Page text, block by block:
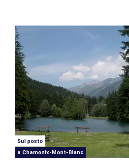
Sul posto
a Chamonix-Mont-Blanc